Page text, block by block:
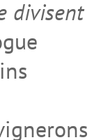
divisent